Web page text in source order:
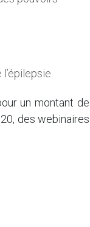
l’épilepsie.
un montant de
des webinaires